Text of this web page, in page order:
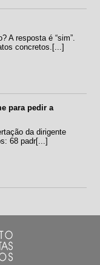
A resposta é “sim”.
concretos.[...]
para pedir a
da dirigente
68 padr[...]